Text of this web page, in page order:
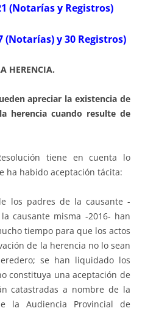
(Notarías y Registros)
(Notarías) y 30 Registros)
HERENCIA.
apreciar la existencia de
herencia cuando resulte de
tiene en cuenta lo
ha habido aceptación tácita:
los padres de la causante -
causante misma -2016- han
tiempo para que los actos
de la herencia no lo sean
se han liquidado los
constituya una aceptación de
catastradas a nombre de la
la Audiencia Provincial de